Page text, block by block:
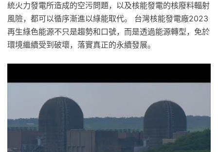
統火力發電所造成的空污問題，以及核能發電的核廢料輻射
風險，都可以循序漸進以綠能取代。 台灣核能發電廠2023
再生綠色能源不只是趨勢和口號，而是透過能源轉型，免於
環境繼續受到破壞，落實真正的永續發展。